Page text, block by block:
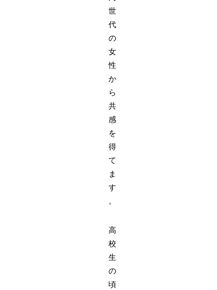
世
代
の
女
性
か
ら
共
感
を
得
て
ま
す
。
高
校
生
の
頃